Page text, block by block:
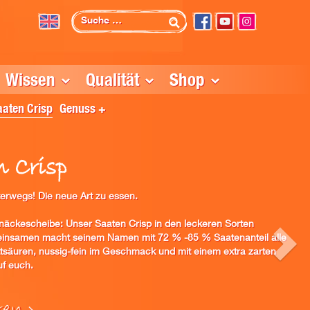
Crisp Genuss +
Wissen Qualität Shop
Crisp
Die neue Art zu essen.
Unser Saaten Crisp in den leckeren Sorten
macht seinem Namen mit 72 % -85 % Saatenanteil alle
nussig-fein im Geschmack und mit einem extra zarten
euch.